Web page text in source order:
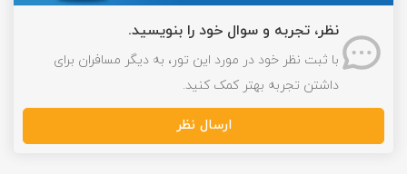
نظر، تجربه و سوال خود را بنویسید.
با ثبت نظر خود در مورد این تور، به دیگر مسافران برای
داشتن تجربه بهتر کمک کنید.
ارسال نظر